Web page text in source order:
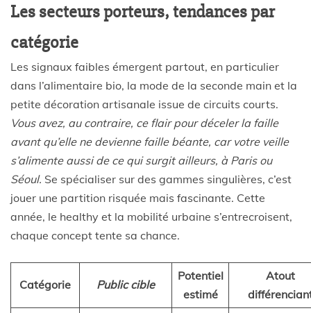
Les secteurs porteurs, tendances par
catégorie
Les signaux faibles émergent partout, en particulier
dans l’alimentaire bio, la mode de la seconde main et la
petite décoration artisanale issue de circuits courts.
Vous avez, au contraire, ce flair pour déceler la faille
avant qu’elle ne devienne faille béante, car votre veille
s’alimente aussi de ce qui surgit ailleurs, à Paris ou
Séoul. Se spécialiser sur des gammes singulières, c’est
jouer une partition risquée mais fascinante. Cette
année, le healthy et la mobilité urbaine s’entrecroisent,
chaque concept tente sa chance.
Catégorie Public cible
Potentiel
estimé
Atout